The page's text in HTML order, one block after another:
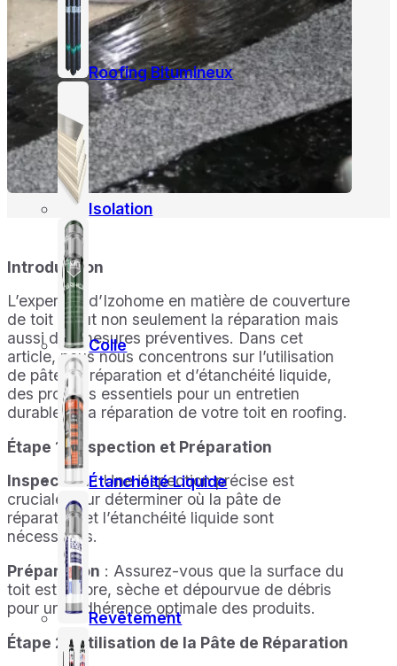
Roofing Bitumineux
Isolation
Colle
Étanchéité Liquide
Revêtement
Introduction
L’expertise d’Izohome en matière de couverture
de toit inclut non seulement la réparation mais
aussi des mesures préventives. Dans cet
article, nous nous concentrons sur l’utilisation
de pâte de réparation et d’étanchéité liquide,
des produits essentiels pour un entretien
durable et la réparation de votre toit en roofing.
Étape 1 : Inspection et Préparation
Inspection: Une inspection précise est
cruciale pour déterminer où la pâte de
réparation et l’étanchéité liquide sont
nécessaires.
Préparation : Assurez-vous que la surface du
toit est propre, sèche et dépourvue de débris
pour une adhérence optimale des produits.
Étape 2 : Utilisation de la Pâte de Réparation